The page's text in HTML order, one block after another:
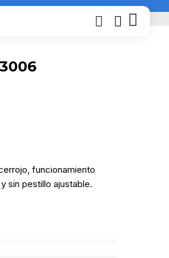
funcionamiento
sin pestillo ajustable.